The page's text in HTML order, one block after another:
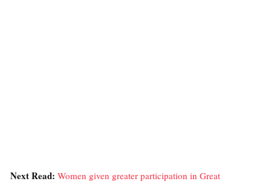
Next Read: Women given greater participation in Great